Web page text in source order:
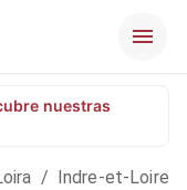
nuestras
/ Indre-et-Loire